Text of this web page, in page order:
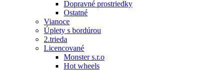
Dopravné prostriedky
Ostatné
Vianoce
Úplety s bordúrou
2.trieda
Licencované
Monster s.r.o
Hot wheels